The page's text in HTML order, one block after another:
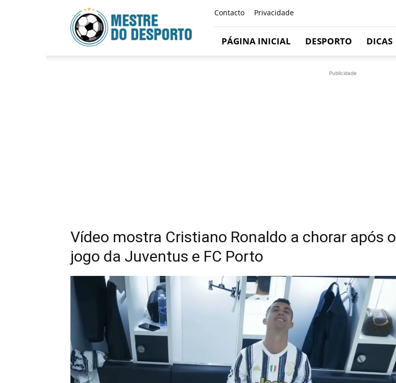
Mestre
Do
Desporto
Contacto Privacidade
PÁGINA INICIAL DESPORTO DICAS
Publicidade
Vídeo mostra Cristiano Ronaldo a chorar após o
jogo da Juventus e FC Porto